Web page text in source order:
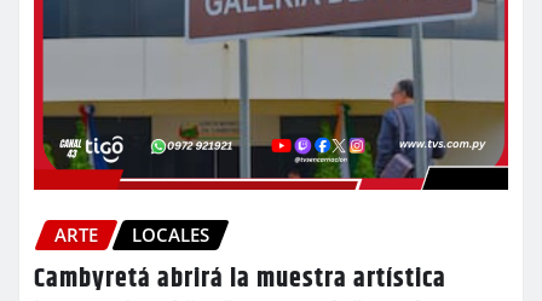
ARTE LOCALES
Cambyretá abrirá la muestra artística